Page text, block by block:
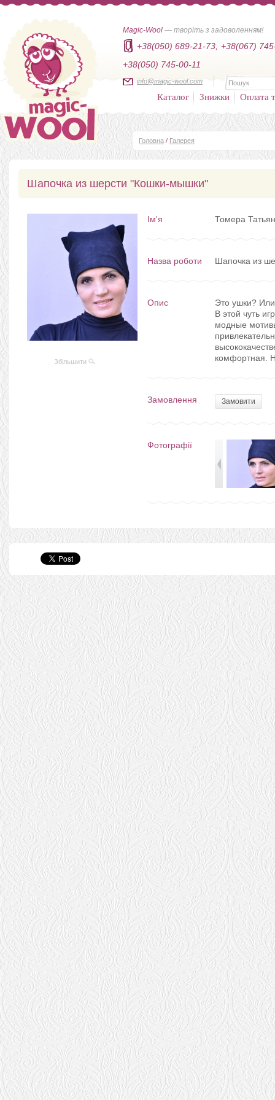
Magic-Wool — творіть з задоволенням!
+38(050) 689-21-73,
+38(067)
+38(050) 745-00-11
info@magic-wool.com
Каталог Знижки Оплата
Головна / Галерея
Шапочка из шерсти "Кошки-мышки"
Збільшити
Ім'я Томера
Назва роботи Шапочка из
Опис
Это ушки?
В этой чуть
модные
комфортная.
Замовлення Замовити
Фотографії